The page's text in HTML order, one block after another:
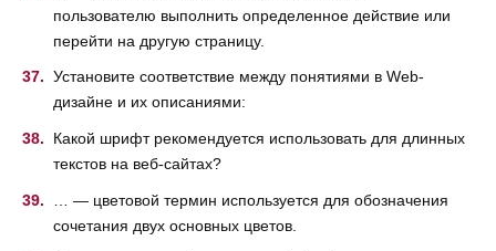
пользователю выполнить определенное действие или
перейти на другую страницу.
Установите соответствие между понятиями в Web-
дизайне и их описаниями:
Какой шрифт рекомендуется использовать для длинных
текстов на веб-сайтах?
… — цветовой термин используется для обозначения
сочетания двух основных цветов.